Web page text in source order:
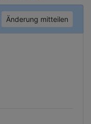
Änderung mitteilen